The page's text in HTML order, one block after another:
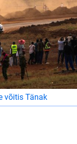
võitis Tänak